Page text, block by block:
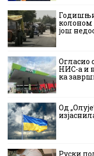
колоном
још
Огласио
НИС-а и
ка
Од
Руски